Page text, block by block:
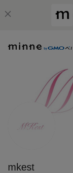
mkest